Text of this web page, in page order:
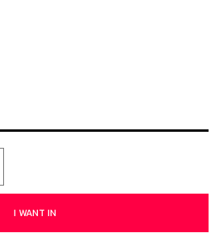
I WANT IN